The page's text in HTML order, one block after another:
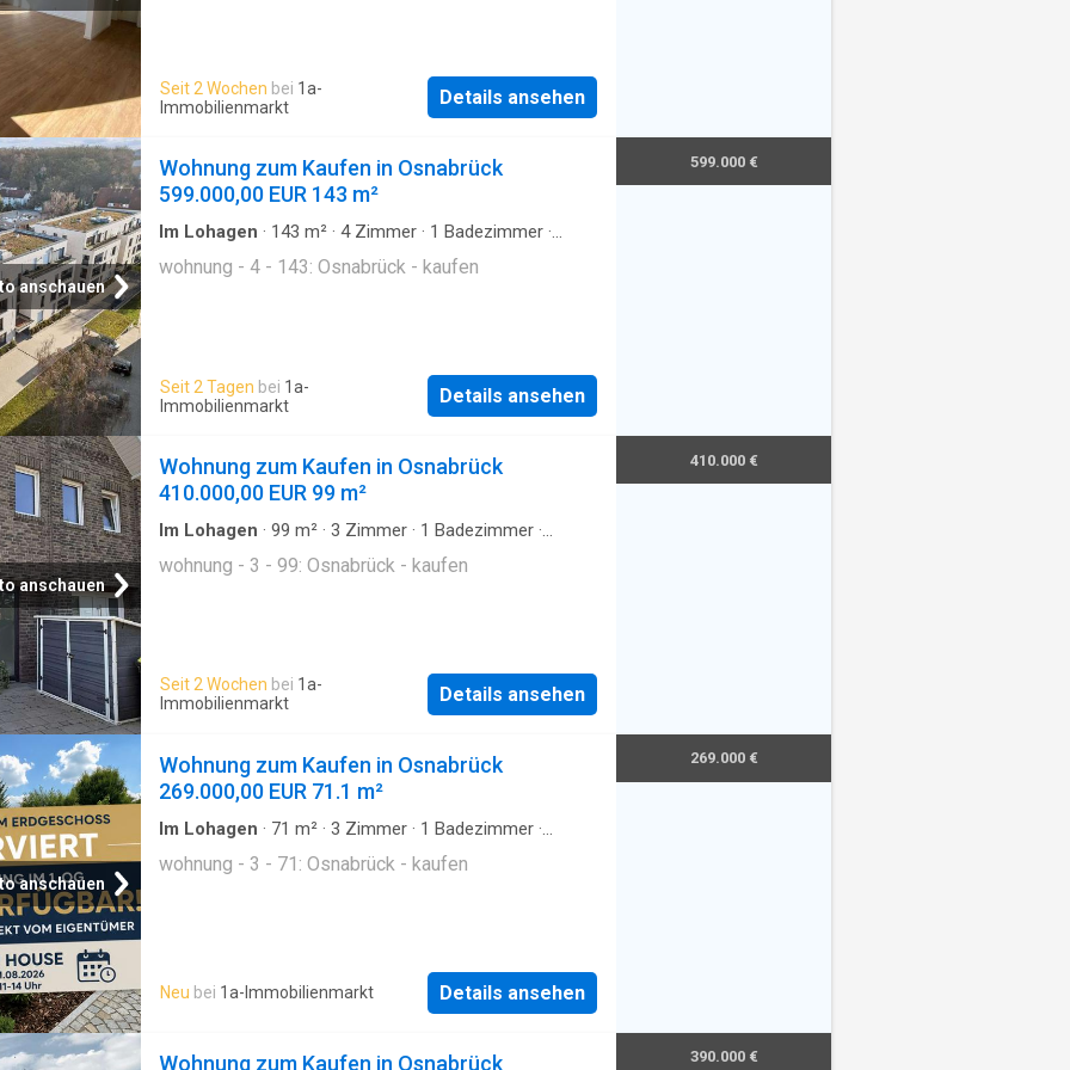
Seit 2 Wochen bei 1a-
Immobilienmarkt
Details ansehen
anschauen
Wohnung zum Kaufen in Osnabrück
599.000,00 EUR 143 m²
Im Lohagen · 143 m² · 4Zimmer · 1 Badezimmer ·
wohnung - 4 - 143: Osnabrück - kaufen
Seit 2 Tagen bei 1a-
Immobilienmarkt
Details ansehen
599.000 €
anschauen
Wohnung zum Kaufen in Osnabrück
410.000,00 EUR 99 m²
Im Lohagen · 99 m² · 3 Zimmer · 1 Badezimmer ·
wohnung - 3 - 99: Osnabrück - kaufen
Seit 2 Wochen bei 1a-
Immobilienmarkt
Details ansehen
410.000 €
anschauen
Wohnung zum Kaufen in Osnabrück
269.000,00 EUR 71.1 m²
Im Lohagen · 71 m² · 3 Zimmer · 1 Badezimmer ·
wohnung - 3 - 71: Osnabrück - kaufen
Neu bei 1a-Immobilienmarkt Details ansehen
269.000 €
Wohnung zum Kaufen in Osnabrück 390.000 €